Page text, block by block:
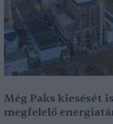
Még Paks kiesését
megfelelő